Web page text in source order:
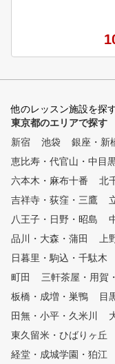
つまでも忘れずに、
多くのゴルファーは
ールを打ちいろいろ
を見たり、 理論の左
使って覚えようとし
しかし左脳は直列処
ため、何かをすれば
なくなってしまいます。
することができない。 これ
、打っても打っても
ったり上手くいかな
繰り返しで、なかな
れない原因なのです。 しか
、メンタル構築法は
る。 独自に開発しまた練習器
具による多目的練習
ジ脳と呼ばれる右脳
カと直感力を強化し、 高速
大量の情報を受け入
他のレッスン施設を探
東京都のエリアで探す
新宿
池袋 銀座・新
恵比寿・代官山・中目
六本木・麻布十番
北
吉祥寺・荻窪・三鷹
八王子・日野・昭島
品川・大森・蒲田
上
日暮里・駒込・千駄木
町田
三軒茶屋・用賀
板橋・成増・巣鴨
目
田無・小平・久米川
東久留米・ひばりヶ丘
経堂・成城学園・狛江